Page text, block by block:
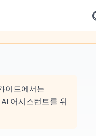
이드에서는
어시스턴트를 위